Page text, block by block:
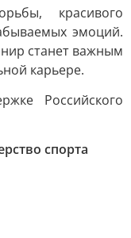
красивого
эмоций.
станет важным
карьере.
Российского
спорта